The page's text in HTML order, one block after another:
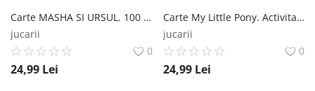
Carte MASHA SI URSUL. 100 de autocolante. Activitati distractive Editura Litera
jucarii
0
24,99 Lei
Carte My Little Pony. Activitati distractive cu autocolante Editura Litera
jucarii
0
24,99 Lei